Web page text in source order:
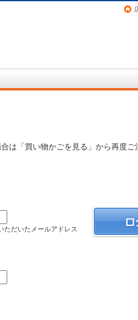
「買い物かごを見る」から再度ご
だいたメールアドレス